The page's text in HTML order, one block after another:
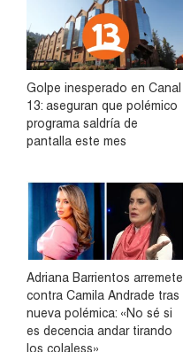
Golpe inesperado en Canal
13: aseguran que polémico
programa saldría de
pantalla este mes
Adriana Barrientos arremete
contra Camila Andrade tras
nueva polémica: «No sé si
es decencia andar tirando
los colaless»